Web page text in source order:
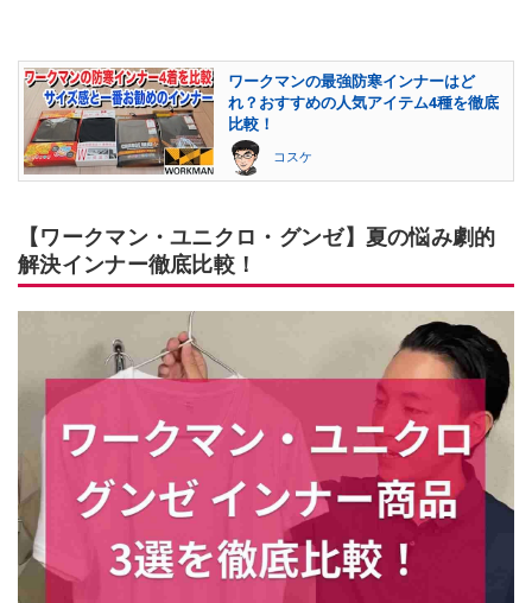
ワークマンの最強防寒インナーはど
れ？おすすめの人気アイテム4種を徹底
比較！
コスケ
【ワークマン・ユニクロ・グンゼ】夏の悩み劇的
解決インナー徹底比較！